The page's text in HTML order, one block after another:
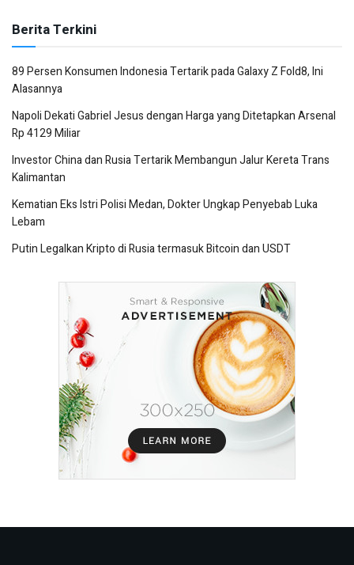
Berita Terkini
89 Persen Konsumen Indonesia Tertarik pada Galaxy Z Fold8, Ini
Alasannya
Napoli Dekati Gabriel Jesus dengan Harga yang Ditetapkan Arsenal
Rp 4129 Miliar
Investor China dan Rusia Tertarik Membangun Jalur Kereta Trans
Kalimantan
Kematian Eks Istri Polisi Medan, Dokter Ungkap Penyebab Luka
Lebam
Putin Legalkan Kripto di Rusia termasuk Bitcoin dan USDT